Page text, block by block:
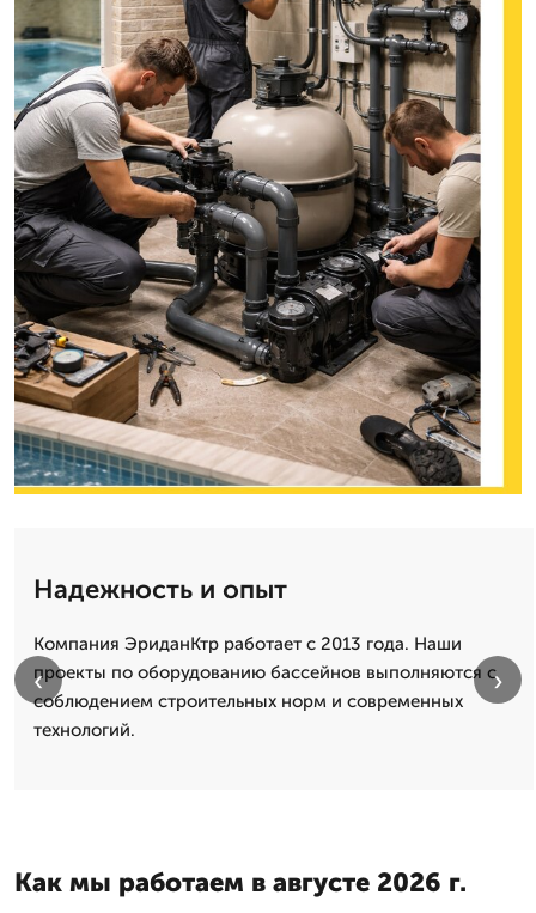
Надежность и опыт
Компания ЭриданКтр работает с 2013 года. Наши
проекты по оборудованию бассейнов выполняются с
соблюдением строительных норм и современных
технологий.
‹ ›
Как мы работаем в августе 2026 г.